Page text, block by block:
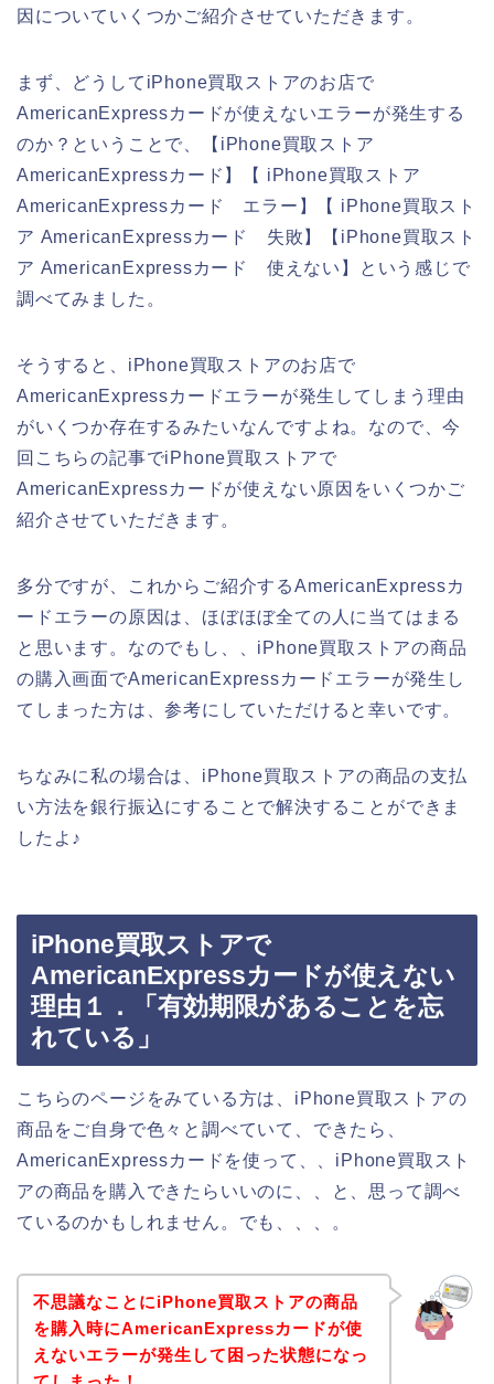
因についていくつかご紹介させていただきます。
まず、どうしてiPhone買取ストアのお店で
AmericanExpressカードが使えないエラーが発生する
のか？ということで、【iPhone買取ストア
AmericanExpressカード】【 iPhone買取ストア
AmericanExpressカード エラー】【 iPhone買取スト
ア AmericanExpressカード 失敗】【iPhone買取スト
ア AmericanExpressカード 使えない】という感じで
調べてみました。
そうすると、iPhone買取ストアのお店で
AmericanExpressカードエラーが発生してしまう理由
がいくつか存在するみたいなんですよね。なので、今
回こちらの記事でiPhone買取ストアで
AmericanExpressカードが使えない原因をいくつかご
紹介させていただきます。
多分ですが、これからご紹介するAmericanExpressカ
ードエラーの原因は、ほぼほぼ全ての人に当てはまる
と思います。なのでもし、、iPhone買取ストアの商品
の購入画面でAmericanExpressカードエラーが発生し
てしまった方は、参考にしていただけると幸いです。
ちなみに私の場合は、iPhone買取ストアの商品の支払
い方法を銀行振込にすることで解決することができま
したよ♪
iPhone買取ストアで
AmericanExpressカードが使えない
理由１．「有効期限があることを忘
れている」
こちらのページをみている方は、iPhone買取ストアの
商品をご自身で色々と調べていて、できたら、
AmericanExpressカードを使って、、iPhone買取スト
アの商品を購入できたらいいのに、、と、思って調べ
ているのかもしれません。でも、、、。
不思議なことにiPhone買取ストアの商品
を購入時にAmericanExpressカードが使
えないエラーが発生して困った状態になっ